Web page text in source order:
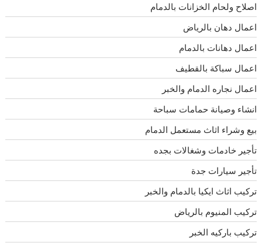
اصلاح ولحام الخزانات بالدمام
اعمال دهان بالرياض
اعمال دهانات بالدمام
اعمال سباكة بالقطيف
اعمال نجاره الدمام والخبر
انشاء وصيانة حمامات سباحة
بيع وشراء اثاث مستعمل الدمام
تأجير خادمات وشغالات بجده
تأجير سيارات جدة
تركيب اثاث ايكيا بالدمام والخبر
تركيب المنيوم بالرياض
تركيب باركيه الخبر